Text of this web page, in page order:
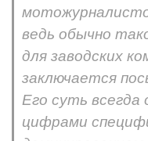
ведь обычно
для заводских
заключается
Его суть всегда
цифрами